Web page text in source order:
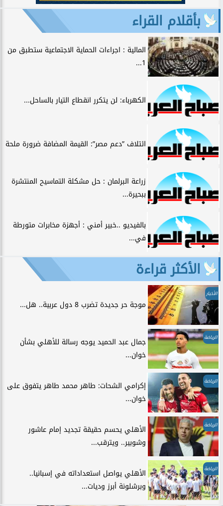
بأقلام القراء
المالية : اجراءات الحماية الاجتماعية ستطبق من
1...
الكهرباء: لن يتكرر انقطاع التيار بالساحل...
ائتلاف ”دعم مصر”: القيمة المضافة ضرورة ملحة
زراعة البرلمان : حل مشكلة التماسيح المنتشرة
ببحيرة...
بالفيديو ..خبير أمني : أجهزة مخابرات متورطة
في...
الأكثر قراءة
الأخبار
موجة حر جديدة تضرب 8 دول عربية.. هل...
الرياضة
جمال عبد الحميد يوجه رسالة للأهلي بشأن
خوان...
الرياضة
إكرامي الشحات: طاهر محمد طاهر يتفوق على
خوان...
الرياضة
الأهلي يحسم حقيقة تجديد إمام عاشور
وشوبير.. ويترقب...
الرياضة
الأهلي يواصل استعداداته في إسبانيا..
وبرشلونة أبرز وديات...